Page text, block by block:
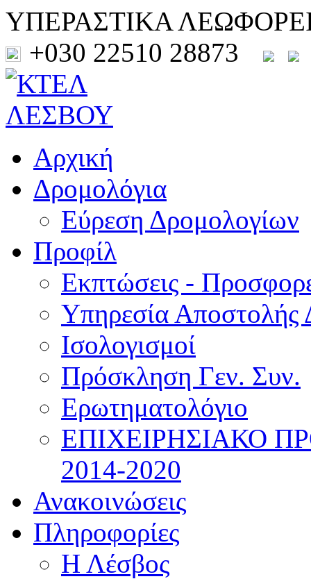
ΥΠΕΡΑΣΤΙΚΑ
+030 22510 28873
Αρχική
Δρομολόγια
Εύρεση Δρομολογίων
Προφίλ
Εκπτώσεις -
Υπηρεσία Αποστολής
Ισολογισμοί
Πρόσκληση Γεν. Συν.
Ερωτηματολόγιο
ΕΠΙΧΕΙΡΗΣΙΑΚΟ
2014-2020
Ανακοινώσεις
Πληροφορίες
Η Λέσβος